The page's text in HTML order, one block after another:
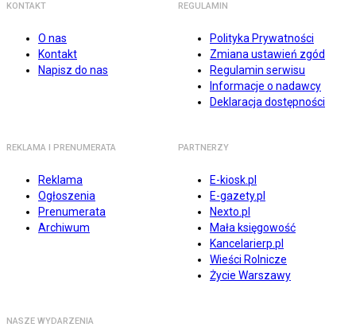
KONTAKT
O nas
Kontakt
Napisz do nas
REGULAMIN
Polityka Prywatności
Zmiana ustawień zgód
Regulamin serwisu
Informacje o nadawcy
Deklaracja dostępności
REKLAMA I PRENUMERATA
Reklama
Ogłoszenia
Prenumerata
Archiwum
PARTNERZY
E-kiosk.pl
E-gazety.pl
Nexto.pl
Mała księgowość
Kancelarierp.pl
Wieści Rolnicze
Życie Warszawy
NASZE WYDARZENIA